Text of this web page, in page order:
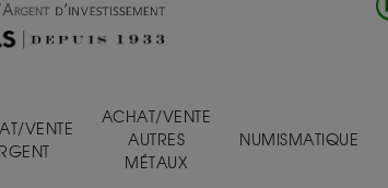
VENTE
ACHAT/VENTE
AUTRES
MÉTAUX
NUMISMATIQUE